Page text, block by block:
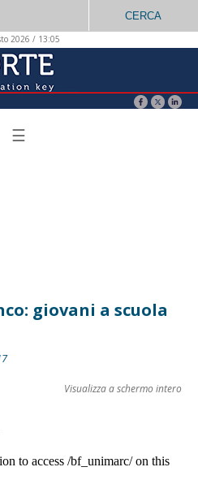
CERCA
2026 / 13:05
☰
giovani a scuola
Visualizza a schermo intero